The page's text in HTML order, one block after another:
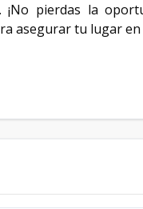
¡No pierdas la
asegurar tu lugar